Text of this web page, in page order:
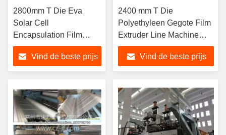
2800mm T Die Eva
Solar Cell
Encapsulation Film
Productielijn 180kg/H
Vind de beste prijs
2400 mm T Die
Polyethyleen Gegote Film
Extruder Line Machine
Cpe Extrusion
Vind de beste prijs